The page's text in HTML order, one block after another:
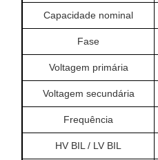
Capacidade nominal
Fase
Voltagem primária
Voltagem secundária
Frequência
HV BIL / LV BIL